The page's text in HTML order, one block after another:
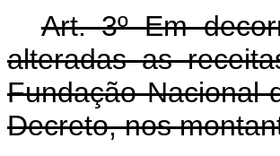
Art. 3º Em
alteradas as
Fundação Nacional
Decreto, nos